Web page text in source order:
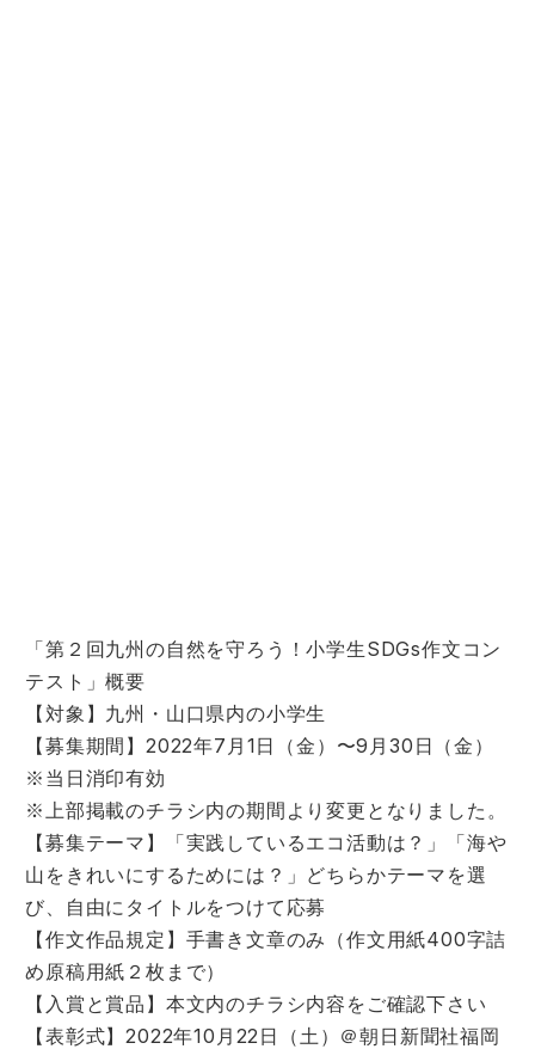
「第２回九州の自然を守ろう！小学生SDGs作文コン
テスト」概要
【対象】九州・山口県内の小学生
【募集期間】2022年7月1日（金）〜9月30日（金）
※当日消印有効
※上部掲載のチラシ内の期間より変更となりました。
【募集テーマ】「実践しているエコ活動は？」「海や
山をきれいにするためには？」どちらかテーマを選
び、自由にタイトルをつけて応募
【作文作品規定】手書き文章のみ（作文用紙400字詰
め原稿用紙２枚まで）
【入賞と賞品】本文内のチラシ内容をご確認下さい
【表彰式】2022年10月22日（土）＠朝日新聞社福岡